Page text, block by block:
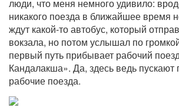
люди, что меня немного удивило:
никакого поезда в ближайшее время
ждут какой-то автобус, который
вокзала, но потом услышал по
первый путь прибывает рабочий
Кандалакша». Да, здесь ведь
рабочие поезда.